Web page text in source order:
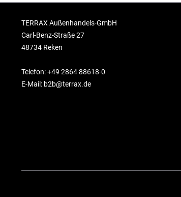
TERRAX Außenhandels-GmbH
Carl-Benz-Straße 27
48734 Reken
Telefon: +49 2864 88618-0
E-Mail: b2b@terrax.de